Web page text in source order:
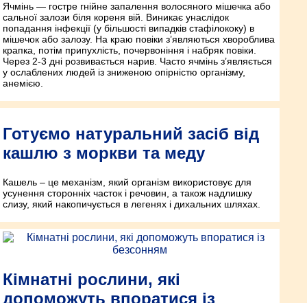
Ячмінь — гостре гнійне запалення волосяного мішечка або
сальної залози біля кореня вій. Виникає унаслідок
попадання інфекції (у більшості випадків стафілококу) в
мішечок або залозу. На краю повіки з’являються хвороблива
крапка, потім припухлість, почервоніння і набряк повіки.
Через 2-3 дні розвивається нарив. Часто ячмінь з’являється
у ослаблених людей із зниженою опірністю організму,
анемією.
Готуємо натуральний засіб від
кашлю з моркви та меду
Кашель – це механізм, який організм використовує для
усунення сторонніх часток і речовин, а також надлишку
слизу, який накопичується в легенях і дихальних шляхах.
Кімнатні рослини, які
допоможуть впоратися із